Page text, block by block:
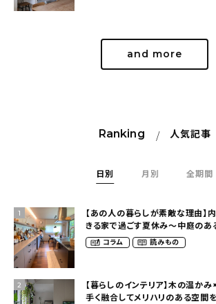
and more
Ranking 人気記事
日別 月別 全期間
1
【あの人の暮らしが素敵な理由】
きる家で過ごす夏休み〜中庭のあ
（yume_2700さん）
コラム 読みもの
2
【暮らしのインテリア】木の温か
手く融合してメリハリのある空間